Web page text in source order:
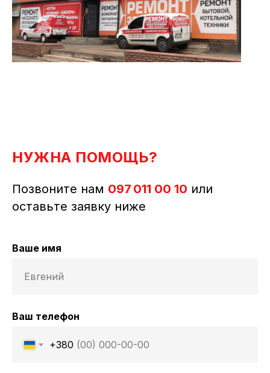
НУЖНА ПОМОЩЬ?
Позвоните нам 097 011 00 10 или
оставьте заявку ниже
Ваше имя
Ваш телефон
+380